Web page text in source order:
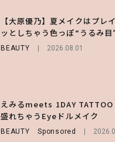
【大原優乃】夏メイクはプレ
ッとしちゃう色っぽ“うるみ
BEAUTY 2026.08.01
えみるmeets 1DAY
盛れちゃうEyeドルメイク
BEAUTY Sponsored
る⁉ 39店舗限定『My フルー
ノ®』を徹底レポ♡
【SNIDEL】長濱ねるとロマン
ッドな秋はじめ｜2026秋の新
FASHION Sponsored
第1弾の気になるメニュー＆
チェック！
月直伝♡ ドライシャンプー「
を使ったプロ級スタイリング3選
Sponsored